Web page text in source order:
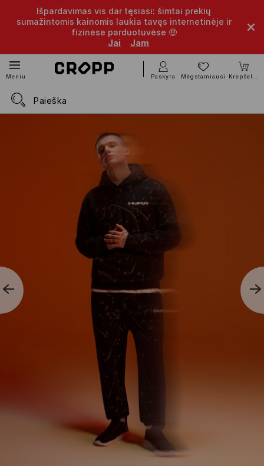
Išpardavimas vis dar tęsiasi: šimtai prekių
sumažintomis kainomis laukia tavęs internetinėje ir
fizinėse parduotuvėse 🤑
Jai
Jam
Meniu Paskyra Mėgstamiausi Krepšelis